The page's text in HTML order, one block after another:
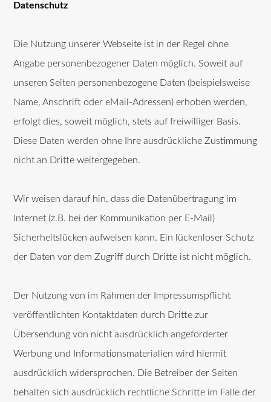
Datenschutz
Die Nutzung unserer Webseite ist in der Regel ohne
Angabe personenbezogener Daten möglich. Soweit auf
unseren Seiten personenbezogene Daten (beispielsweise
Name, Anschrift oder eMail-Adressen) erhoben werden,
erfolgt dies, soweit möglich, stets auf freiwilliger Basis.
Diese Daten werden ohne Ihre ausdrückliche Zustimmung
nicht an Dritte weitergegeben.
Wir weisen darauf hin, dass die Datenübertragung im
Internet (z.B. bei der Kommunikation per E-Mail)
Sicherheitslücken aufweisen kann. Ein lückenloser Schutz
der Daten vor dem Zugriff durch Dritte ist nicht möglich.
Der Nutzung von im Rahmen der Impressumspflicht
veröffentlichten Kontaktdaten durch Dritte zur
Übersendung von nicht ausdrücklich angeforderter
Werbung und Informationsmaterialien wird hiermit
ausdrücklich widersprochen. Die Betreiber der Seiten
behalten sich ausdrücklich rechtliche Schritte im Falle der